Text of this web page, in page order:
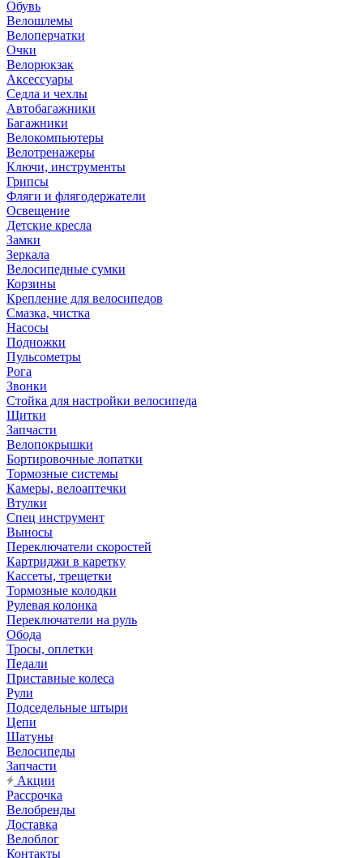
Обувь
Велошлемы
Велоперчатки
Очки
Велорюкзак
Аксессуары
Седла и чехлы
Автобагажники
Багажники
Велокомпьютеры
Велотренажеры
Ключи, инструменты
Грипсы
Фляги и флягодержатели
Освещение
Детские кресла
Замки
Зеркала
Велосипедные сумки
Корзины
Крепление для велосипедов
Смазка, чистка
Насосы
Подножки
Пульсометры
Рога
Звонки
Стойка для настройки велосипеда
Щитки
Запчасти
Велопокрышки
Бортировочные лопатки
Тормозные системы
Камеры, велоаптечки
Втулки
Спец инструмент
Выносы
Переключатели скоростей
Картриджи в каретку
Кассеты, трещетки
Тормозные колодки
Рулевая колонка
Переключатели на руль
Обода
Тросы, оплетки
Педали
Приставные колеса
Рули
Подседельные штыри
Цепи
Шатуны
Велосипеды
Запчасти
Акции
Рассрочка
Велобренды
Доставка
Велоблог
Контакты